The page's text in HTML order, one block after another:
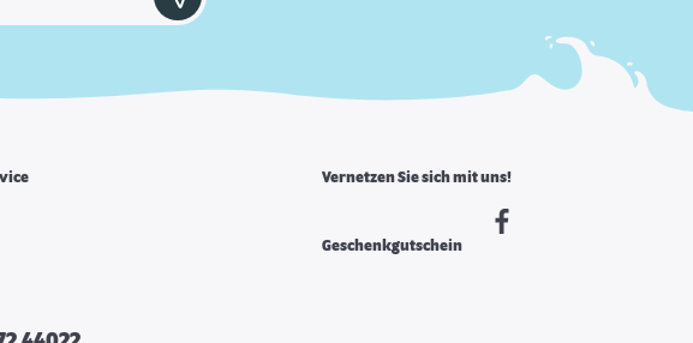
Vernetzen Sie sich mit uns!
Geschenkgutschein